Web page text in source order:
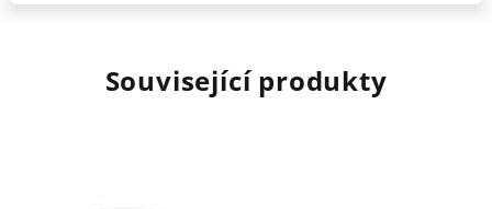
Související produkty